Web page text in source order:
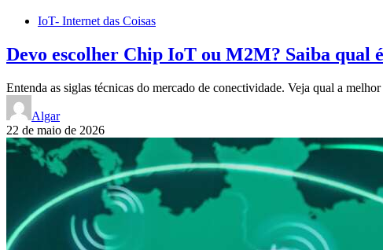
IoT- Internet das Coisas
Devo escolher Chip IoT ou M2M? Saiba qual
Entenda as siglas técnicas do mercado de conectividade. Veja qual a
Algar
22 de maio de 2026